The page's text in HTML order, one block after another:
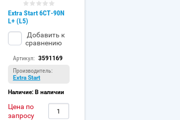
Extra Start 6СТ-90N
L+ (L5)
Добавить к
сравнению
Артикул: 3591169
Производитель:
Extra Start
Наличие: В наличии
Цена по
запросу